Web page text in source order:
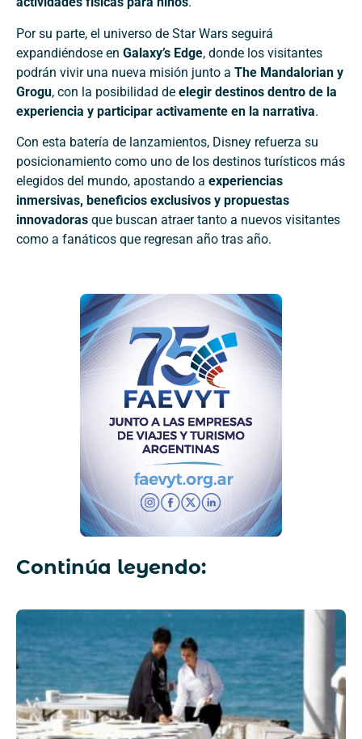
Por su parte, el universo de Star Wars seguirá
expandiéndose en Galaxy’s Edge, donde los visitantes
podrán vivir una nueva misión junto a The Mandalorian y
Grogu, con la posibilidad de elegir destinos dentro de la
experiencia y participar activamente en la narrativa.
Con esta batería de lanzamientos, Disney refuerza su
posicionamiento como uno de los destinos turísticos más
elegidos del mundo, apostando a experiencias
inmersivas, beneficios exclusivos y propuestas
innovadoras que buscan atraer tanto a nuevos visitantes
como a fanáticos que regresan año tras año.
Continúa leyendo: